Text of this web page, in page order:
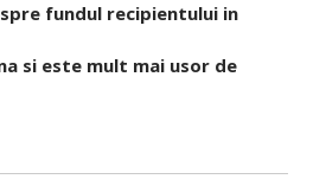
fundul recipientului in
si este mult mai usor de